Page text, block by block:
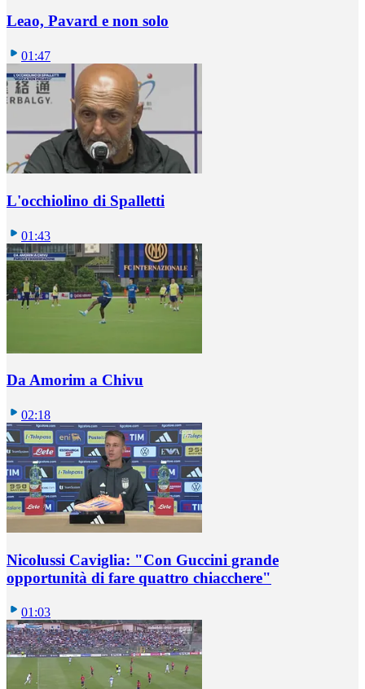
Leao, Pavard e non solo
01:47
L'occhiolino di Spalletti
01:43
Da Amorim a Chivu
02:18
Nicolussi Caviglia: "Con Guccini grande
opportunità di fare quattro chiacchere"
01:03